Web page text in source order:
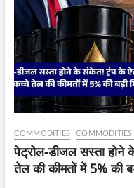
COMMODITIES COMMODITIES
पेट्रोल-डीजल सस्ता
तेल की कीमतों में 5% की